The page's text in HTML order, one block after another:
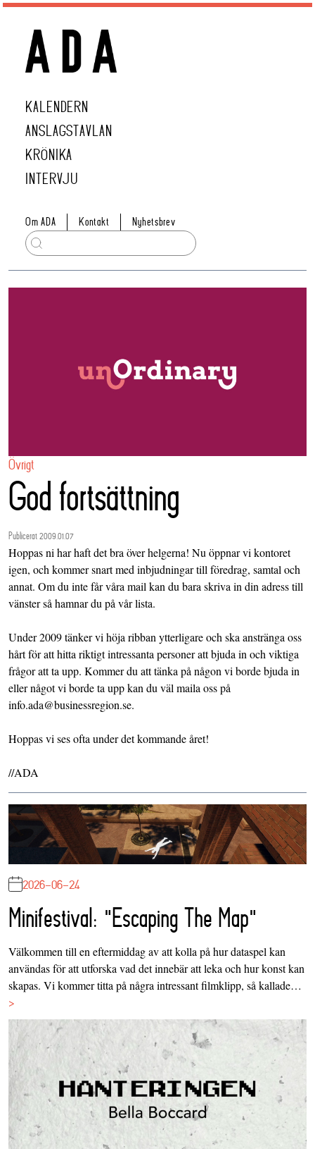
KALENDERN
ANSLAGSTAVLAN
KRÖNIKA
INTERVJU
Om ADA Kontakt Nyhetsbrev
Övrigt
God fortsättning
Publicerat 2009.01.07
Hoppas ni har haft det bra över helgerna! Nu öppnar vi kontoret
igen, och kommer snart med inbjudningar till föredrag, samtal och
annat. Om du inte får våra mail kan du bara skriva in din adress till
vänster så hamnar du på vår lista.
Under 2009 tänker vi höja ribban ytterligare och ska anstränga oss
hårt för att hitta riktigt intressanta personer att bjuda in och viktiga
frågor att ta upp. Kommer du att tänka på någon vi borde bjuda in
eller något vi borde ta upp kan du väl maila oss på
info.ada@businessregion.se.
Hoppas vi ses ofta under det kommande året!
//ADA
2026-06-24
Minifestival: "Escaping The Map"
Välkommen till en eftermiddag av att kolla på hur dataspel kan
användas för att utforska vad det innebär att leka och hur konst kan
skapas. Vi kommer titta på några intressant filmklipp, så kallade…
>